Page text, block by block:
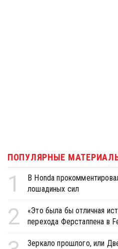
ПОПУЛЯРНЫЕ
1
В Honda
лошадиных сил
2
«Это была бы отличная
перехода Ферстаппена в
Зеркало прошлого, или